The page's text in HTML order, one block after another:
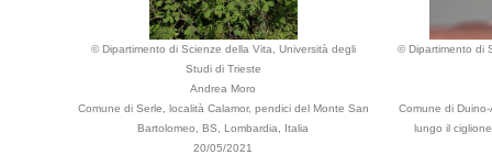
© Dipartimento di Scienze della Vita, Università degli
Studi di Trieste
Andrea Moro
Comune di Serle, località Calamor, pendici del Monte San
Bartolomeo, BS, Lombardia, Italia
20/05/2021
© Dipartimento di
Comune di
lungo il